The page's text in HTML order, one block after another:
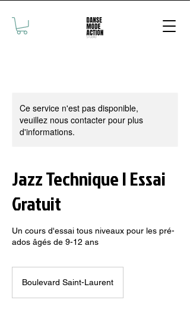
Ce service n'est pas disponible,
veuillez nous contacter pour plus
d'informations.
Jazz Technique | Essai
Gratuit
Un cours d'essai tous niveaux pour les pré-
ados âgés de 9-12 ans
Boulevard Saint-Laurent